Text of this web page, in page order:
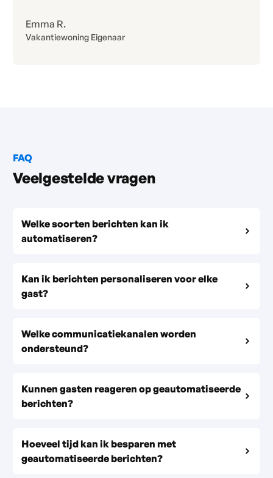
Emma R.
Vakantiewoning Eigenaar
FAQ
Veelgestelde vragen
Welke soorten berichten kan ik
automatiseren?
Kan ik berichten personaliseren voor elke
gast?
Welke communicatiekanalen worden
ondersteund?
Kunnen gasten reageren op geautomatiseerde
berichten?
Hoeveel tijd kan ik besparen met
geautomatiseerde berichten?